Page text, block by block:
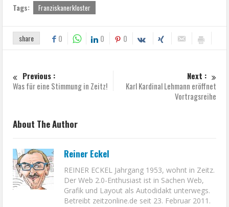
Tags: Franziskanerkloster
share 0 0 0
Previous :
Was für eine Stimmung in Zeitz!
Next :
Karl Kardinal Lehmann eröffnet
Vortragsreihe
About The Author
Reiner Eckel
REINER ECKEL Jahrgang 1953, wohnt in Zeitz.
Der Web 2.0-Enthusiast ist in Sachen Web,
Grafik und Layout als Autodidakt unterwegs.
Betreibt zeitzonline.de seit 23. Februar 2011.